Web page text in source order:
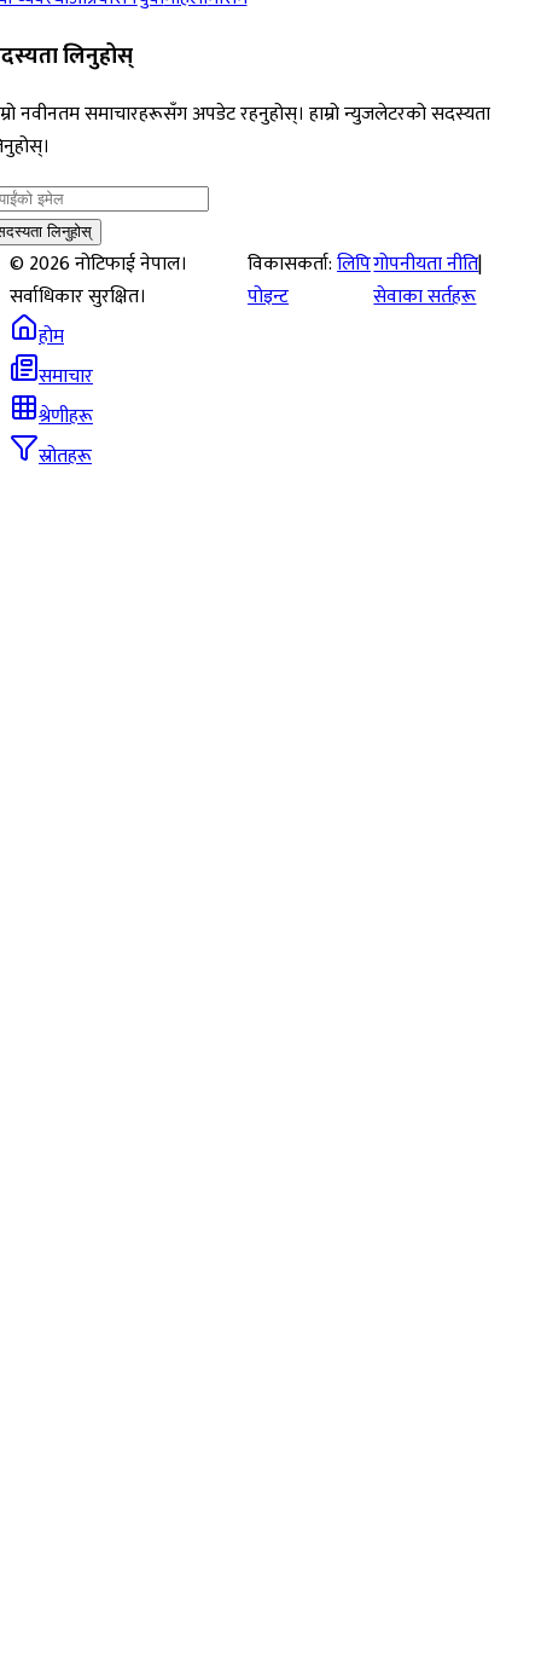
लिनुहोस्
नवीनतम समाचारहरूसँग अपडेट रहनुहोस्। हाम्रो न्युजलेटरको सदस्यता
लिनुहोस्
©2026नोटिफाई नेपाल।
सर्वाधिकार सुरक्षित।
विकासकर्ता:लिपि
पोइन्ट
गोपनीयता नीति|
सेवाका सर्तहरू
होम
समाचार
श्रेणीहरू
स्रोतहरू